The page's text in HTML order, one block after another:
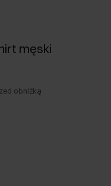
męski
obniżką